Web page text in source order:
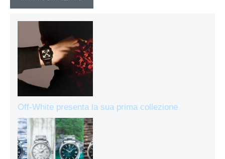
Off-White presenta la sua prima collezione